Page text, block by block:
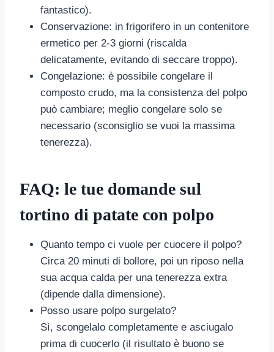
fantastico).
Conservazione: in frigorifero in un contenitore
ermetico per 2-3 giorni (riscalda
delicatamente, evitando di seccare troppo).
Congelazione: è possibile congelare il
composto crudo, ma la consistenza del polpo
può cambiare; meglio congelare solo se
necessario (sconsiglio se vuoi la massima
tenerezza).
FAQ: le tue domande sul
tortino di patate con polpo
Quanto tempo ci vuole per cuocere il polpo?
Circa 20 minuti di bollore, poi un riposo nella
sua acqua calda per una tenerezza extra
(dipende dalla dimensione).
Posso usare polpo surgelato?
Sì, scongelalo completamente e asciugalo
prima di cuocerlo (il risultato è buono se